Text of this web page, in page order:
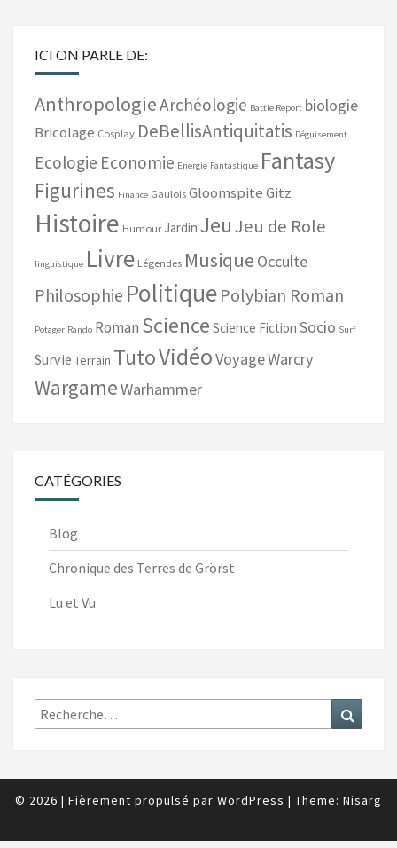
ICI ON PARLE DE:
AnthropologieArchéologie Battle Report biologie
Bricolage Cosplay DeBellisAntiquitatis Déguisement
Ecologie Economie Energie Fantastique Fantasy
Figurines Finance Gaulois Gloomspite Gitz
Histoire Humour Jardin JeuJeu de Role
linguistique Livre Légendes Musique Occulte
Philosophie Politique Polybian Roman
Potager Rando Roman Science Science Fiction Socio Surf
Survie Terrain TutoVidéoVoyageWarcry
WargameWarhammer
CATÉGORIES
Blog
Chronique des Terres de Grörst
Lu et Vu
Recherche
:
© 2026 | Fièrement propulsé par WordPress | Theme: Nisarg